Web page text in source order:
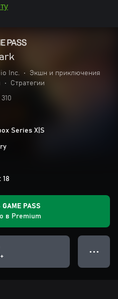
Inc. •
Экшн и приключения
• Стратегии
310
Series X|S
PASS
в Premium
● ● ●